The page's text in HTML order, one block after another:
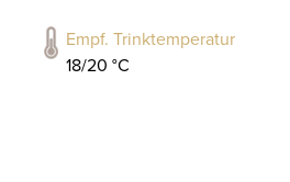
Empf. Trinktemperatur
18/20 °C